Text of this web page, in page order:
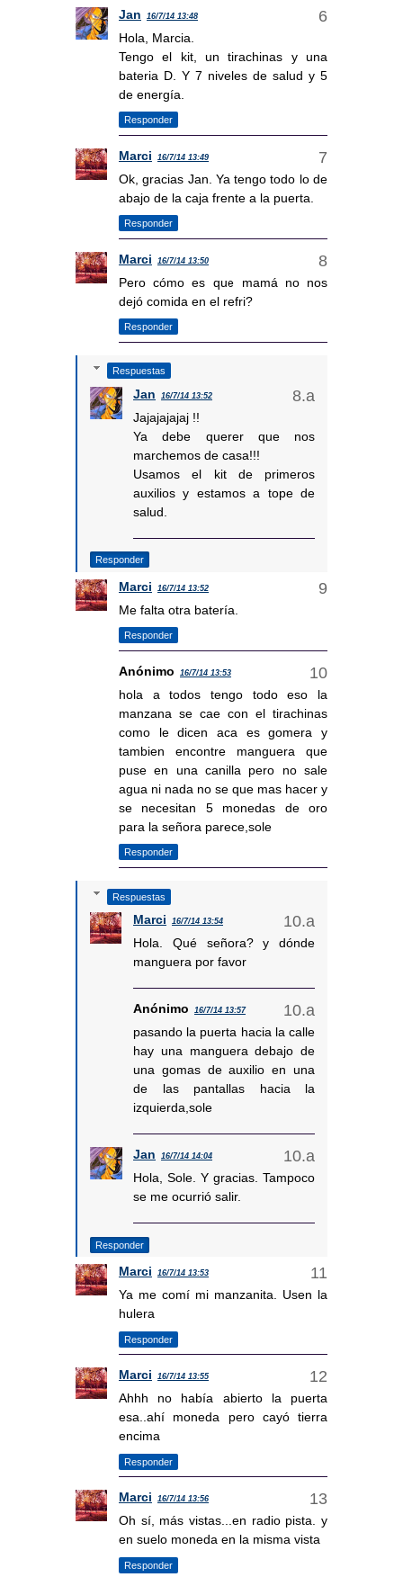
Jan 16/7/14 13:48
Hola, Marcia.
Tengo el kit, un tirachinas y una
bateria D. Y 7 niveles de salud y 5
de energía.
Responder
Marci 16/7/14 13:49
Ok, gracias Jan. Ya tengo todo lo de
abajo de la caja frente a la puerta.
Responder
Marci 16/7/14 13:50
Pero cómo es que mamá no nos
dejó comida en el refri?
Responder
Respuestas
Jan 16/7/14 13:52
Jajajajajaj !!
Ya debe querer que nos
marchemos de casa!!!
Usamos el kit de primeros
auxilios y estamos a tope de
salud.
Responder
Marci 16/7/14 13:52
Me falta otra batería.
Responder
Anónimo 16/7/14 13:53
hola a todos tengo todo eso la
manzana se cae con el tirachinas
como le dicen aca es gomera y
tambien encontre manguera que
puse en una canilla pero no sale
agua ni nada no se que mas hacer y
se necesitan 5 monedas de oro
para la señora parece,sole
Responder
Respuestas
Marci 16/7/14 13:54
Hola. Qué señora? y dónde
manguera por favor
Anónimo 16/7/14 13:57
pasando la puerta hacia la calle
hay una manguera debajo de
una gomas de auxilio en una
de las pantallas hacia la
izquierda,sole
Jan 16/7/14 14:04
Hola, Sole. Y gracias. Tampoco
se me ocurrió salir.
Responder
Marci 16/7/14 13:53
Ya me comí mi manzanita. Usen la
hulera
Responder
Marci 16/7/14 13:55
Ahhh no había abierto la puerta
esa..ahí moneda pero cayó tierra
encima
Responder
Marci 16/7/14 13:56
Oh sí, más vistas...en radio pista. y
en suelo moneda en la misma vista
Responder